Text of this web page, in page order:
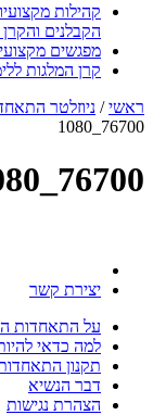
קהילות
הקבלנים
מפגשים
קרן המלגות
ראשי/ ניוזלטר
76700_1080
76700_1080
יצירת קשר
על התאחדות
למה כדאי
תקנון
דבר הנשיא
הצהרת נגישות